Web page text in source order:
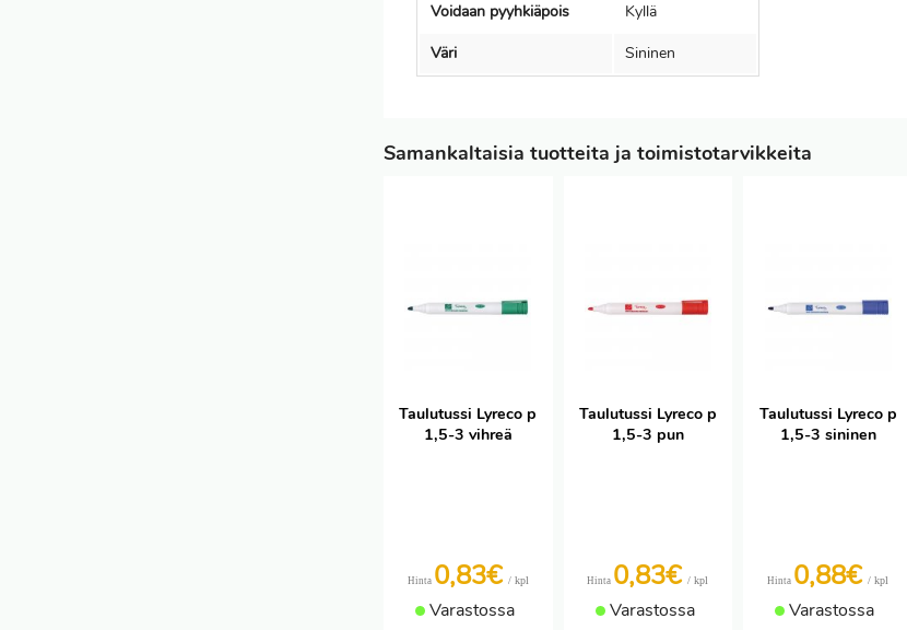
Voidaan pyyhkiäpois
Kyllä
Väri
Sininen
Samankaltaisia tuotteita ja toimistotarvikkeita
Taulutussi Lyreco p
1,5-3 vihreä
Hinta 0,83€ / kpl
Varastossa
Taulutussi Lyreco p
1,5-3 pun
Hinta 0,83€/ kpl
Varastossa
Taulutussi Lyreco p
1,5-3 sininen
Hinta 0,88€/ kpl
Varastossa